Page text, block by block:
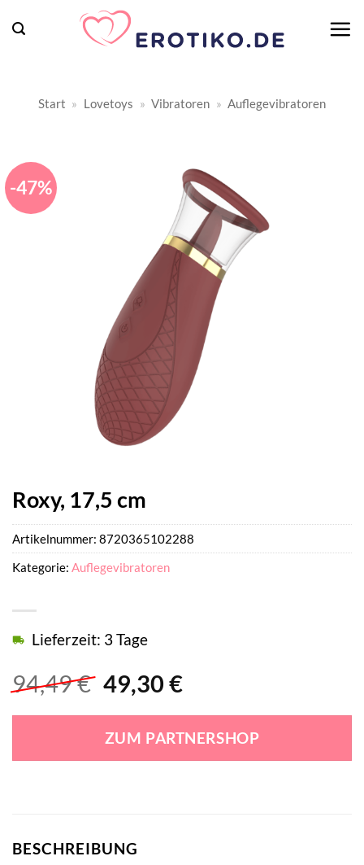
Inhalt
Start » Lovetoys » Vibratoren » Auflegevibratoren
-47%
Roxy, 17,5 cm
94,49€ Ursprünglicher
war:
94,49 €
49,30 €Aktueller
ist:
49,30 €.
Lieferzeit: 3 Tage
ZUM PARTNERSHOP
Artikelnummer: 8720365102288
Kategorie: Auflegevibratoren
BESCHREIBUNG